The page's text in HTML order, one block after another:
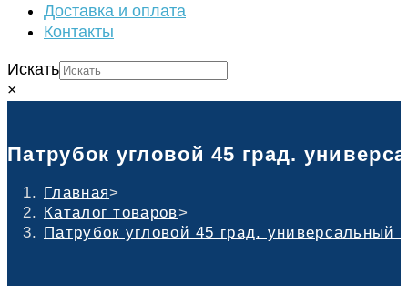
Доставка и оплата
Контакты
Искать
×
Патрубок угловой 45 град.
Главная>
Каталог товаров>
Патрубок угловой 45 град. универсальный